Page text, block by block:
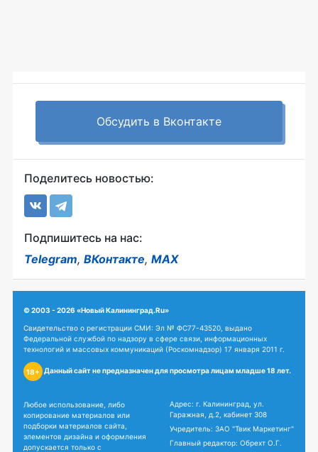
Обсудить в Вконтакте
Поделитесь новостью:
Подпишитесь на нас:
Telegram, ВКонтакте, MAX
© 2003 - 2026 «Новый Калининград.Ru»
Свидетельство о регистрации СМИ: Эл № ФС77-43520, выдано
Федеральной службой по надзору в сфере связи, информационных
технологий и массовых коммуникаций (Роскомнадзор) 17 января 2011 г.
18+ Данный сайт не предназначен для просмотра лицам младше 18 лет.
Любое использование, либо
копирование материалов или
подборки материалов сайта,
элементов дизайна и оформления
допускается только с
Адрес: г. Калининград, ул.
Гаражная, д.2, кабинет 308
Учредитель: ЗАО "Твик Маркетинг"
Главный редактор: Обрехт О.Г.